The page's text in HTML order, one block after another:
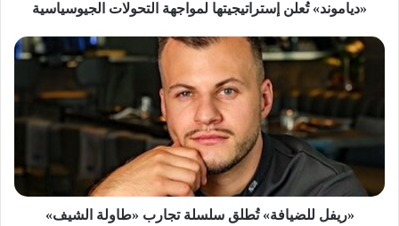
«دياموند» تُعلن إستراتيجيتها لمواجهة التحولات الجيوسياسية
«ريفل
للضيافة»
سلسلة
تجارب
«طاولة
الحصرية
«ريفل للضيافة» تُطلق سلسلة تجارب «طاولة الشيف»